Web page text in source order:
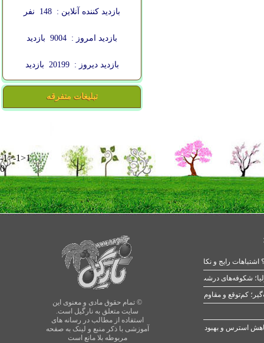
بازدید کننده آنلاین : 148 نفر
بازدید امروز : 9004 بازدید
بازدید دیروز : 20199 بازدید
تبلیغات متفرقه
-1>-1>1
0
© تمام حقوق مادی و معنوی این
سایت متعلق به نارگیل است.
استفاده از مطالب در رسانه های
آموزشی با ذکر منبع و لینک به صفحه
مربوطه بلا مانع است
رایج و نکات طلایی
شکوفه‌های درشت در بهار